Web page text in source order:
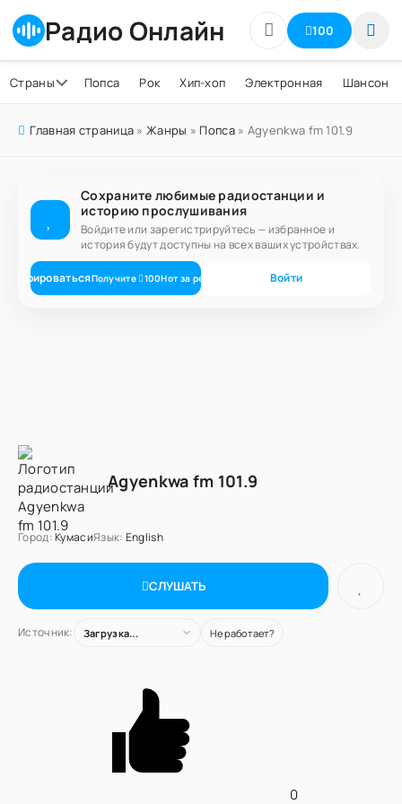
Радио Онлайн 100
Страны Попса Рок Хип-хоп Электронная Шансон
Главная страница »Жанры » Попса» Agyenkwa fm 101.9
Сохраните любимые радиостанции и
историю прослушивания
Войдите или зарегистрируйтесь — избранное и
история будут доступны на всех ваших устройствах.
Получите 100Нот за регистрацию Войти
Agyenkwa fm 101.9
Город:КумасиЯзык: English
СЛУШАТЬ
Источник: Загрузка... Не работает?
0